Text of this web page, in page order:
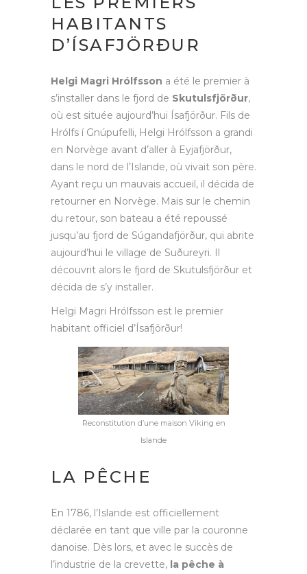
HABITANTS
D’ÍSAFJÖRÐUR
Helgi Magri Hrólfsson a été le premier à
s’installer dans le fjord de Skutulsfjörður,
où est située aujourd’hui Ísafjörður. Fils de
Hrólfs í Gnúpufelli, Helgi Hrólfsson a grandi
en Norvège avant d’aller à Eyjafjörður,
dans le nord de l’Islande, où vivait son père.
Ayant reçu un mauvais accueil, il décida de
retourner en Norvège. Mais sur le chemin
du retour, son bateau a été repoussé
jusqu’au fjord de Súgandafjörður, qui abrite
aujourd’hui le village de Suðureyri. Il
découvrit alors le fjord de Skutulsfjörður et
décida de s’y installer.
Helgi Magri Hrólfsson est le premier
habitant officiel d’Ísafjörður!
Reconstitution d’une maison Viking en
Islande
LA PÊCHE
En 1786, l’Islande est officiellement
déclarée en tant que ville par la couronne
danoise. Dès lors, et avec le succès de
l’industrie de la crevette, la pêche à